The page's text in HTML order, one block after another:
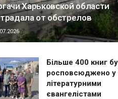
Харьковской области
от обстрелов
Більше 400 книг
росповсюджено у
літературними
євангелістами